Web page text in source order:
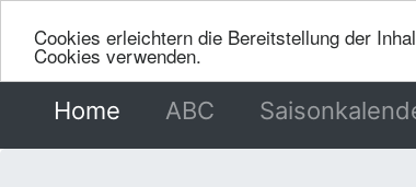
Cookies erleichtern die Bereitstellung der
Cookies verwenden.
Home (current)
ABC